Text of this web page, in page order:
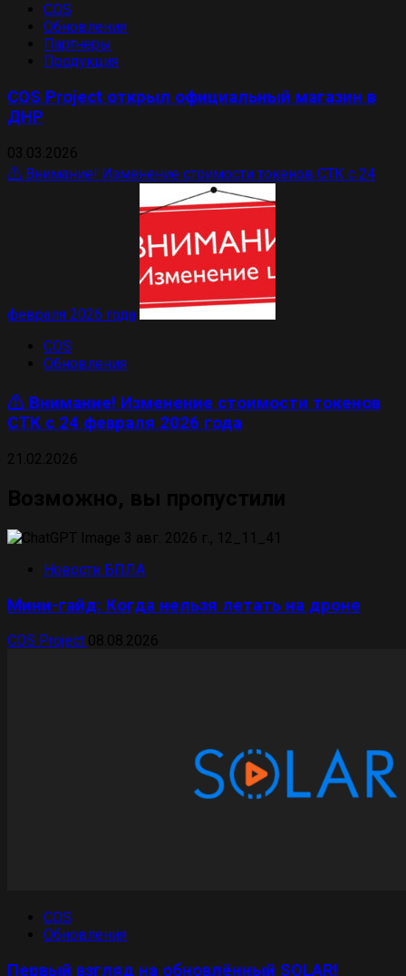
COS
Обновления
Партнеры
Продукция
COS Project открыл официальный магазин в
ДНР
⚠️ Внимание! Изменение стоимости токенов СТК с 24
февраля 2026 года
COS
Обновления
⚠️ Внимание! Изменение стоимости токенов
СТК с 24 февраля 2026 года
Новости БПЛА
Мини-гайд: Когда нельзя летать на дроне
COS Project
COS
Обновления
Первый взгляд на обновлённый SOLAR!